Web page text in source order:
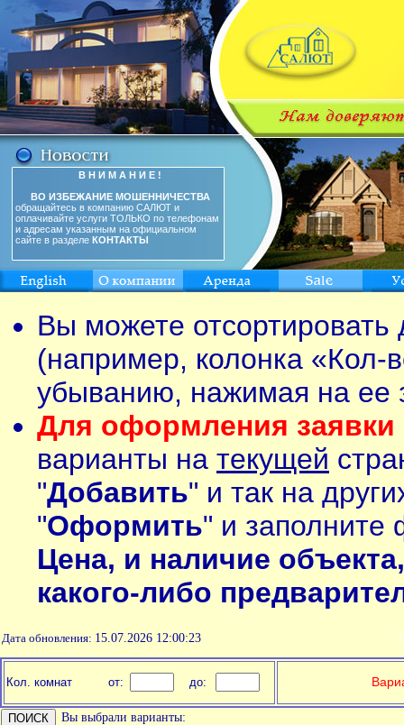
В Н И М А Н И Е !
ВО ИЗБЕЖАНИЕ МОШЕННИЧЕСТВА
обращайтесь в компанию САЛЮТ и
оплачивайте услуги ТОЛЬКО по телефонам
и адресам указанным на официальном
сайте в разделе КОНТАКТЫ
Вы можете
(например, колонка «Кол-
убыванию, нажимая на ее
Для оформления заявки
варианты на текущей
"Добавить" и так на
"Оформить" и заполните
Цена, и наличие
какого-либо
Дата обновления: 15.07.2026 12:00:23
Кол. комнат от: до:
Вы выбрали варианты: